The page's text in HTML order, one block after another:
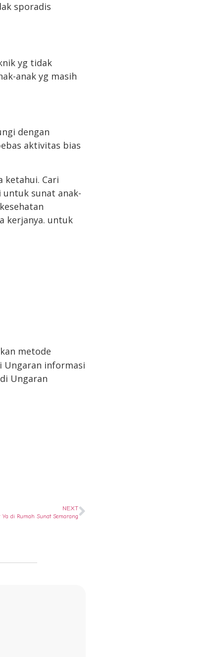
sporadis
yg tidak
anak yg masih
dengan
aktivitas bias
ketahui. Cari
untuk sunat anak-
kerjanya. untuk
metode
Ungaran informasi
Ungaran
NEXT
di Rumah Sunat Semarang